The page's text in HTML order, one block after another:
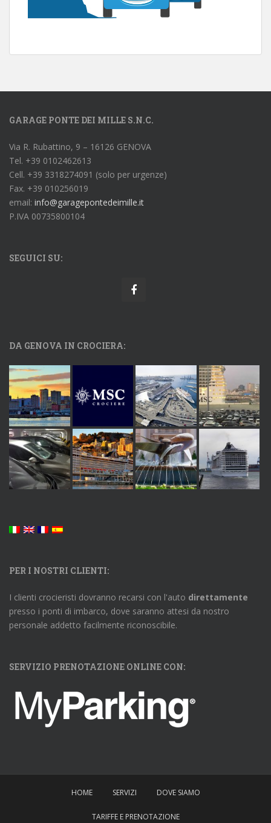
GARAGE PONTE DEI MILLE S.N.C.
Via R. Rubattino, 9 – 16126 GENOVA
Tel. +39 0102462613
Cell. +39 3318274091 (solo per urgenze)
Fax. +39 010256019
email: info@garagepontedeimille.it
P.IVA 00735800104
SEGUICI SU:
DA GENOVA IN CROCIERA:
PER I NOSTRI CLIENTI:
I clienti crocieristi dovranno recarsi con l'auto direttamente
presso i ponti di imbarco, dove saranno attesi da nostro
personale addetto facilmente riconoscibile.
SERVIZIO PRENOTAZIONE ONLINE CON:
HOME SERVIZI DOVE SIAMO
TARIFFE E PRENOTAZIONE